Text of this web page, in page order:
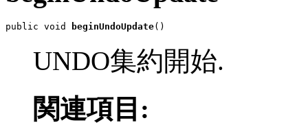
public void beginUndoUpdate()
UNDO集約開始.
関連項目: